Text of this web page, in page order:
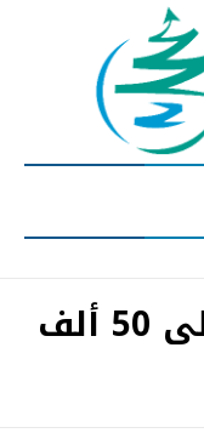
توحيد سعر الدولار على 50 ألف